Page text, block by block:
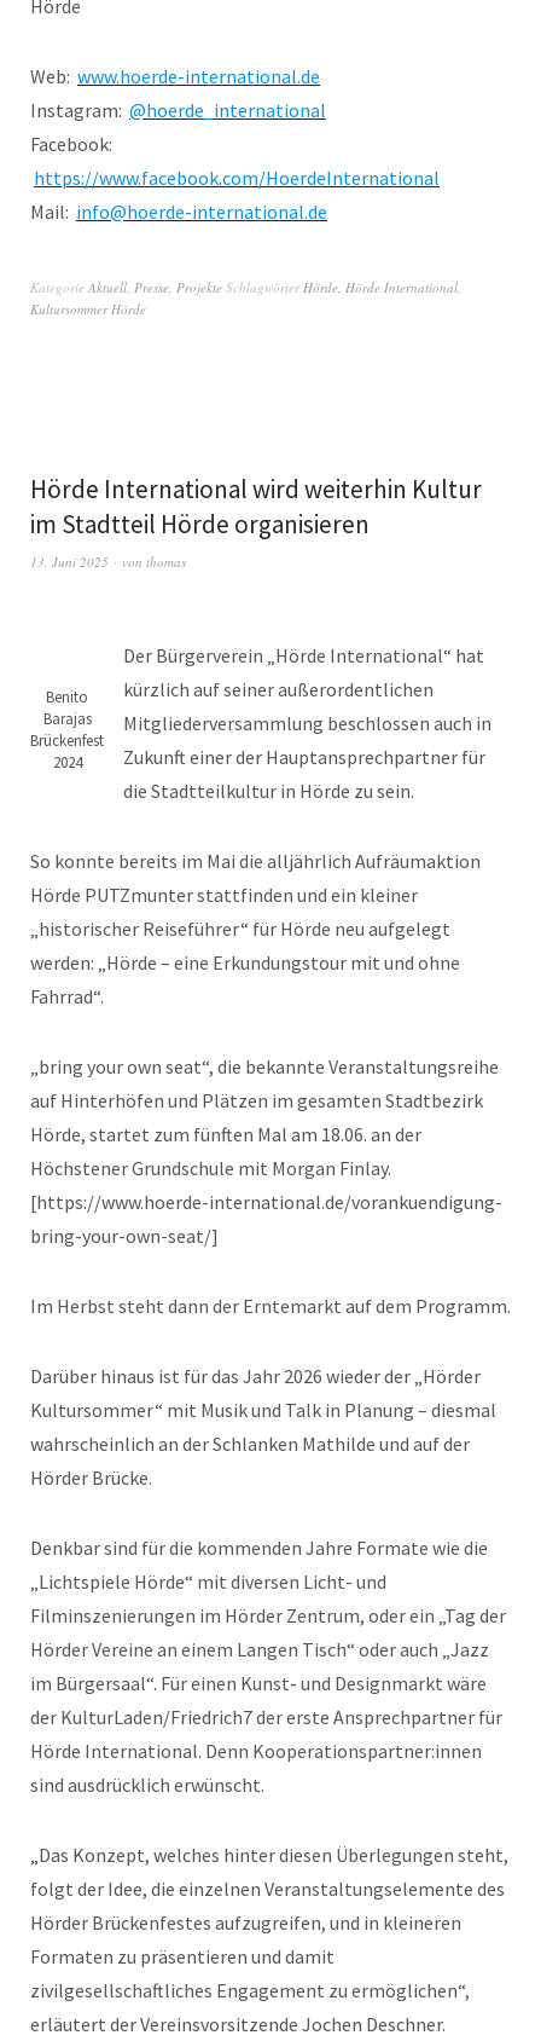
Hörde
Web: www.hoerde-international.de
Instagram: @hoerde_international
Facebook:
https://www.facebook.com/HoerdeInternational
Mail: info@hoerde-international.de
Kategorie Aktuell Presse Projekte Schlagwörter Hörde Hörde International
Kultursommer Hörde
Hörde International wird weiterhin Kultur
im Stadtteil Hörde organisieren
13. Juni 2025 von thomas
Benito
Barajas
Brückenfest
2024
Der Bürgerverein „Hörde International“ hat
kürzlich auf seiner außerordentlichen
Mitgliederversammlung beschlossen auch in
Zukunft einer der Hauptansprechpartner für
die Stadtteilkultur in Hörde zu sein.
So konnte bereits im Mai die alljährlich Aufräumaktion
Hörde PUTZmunter stattfinden und ein kleiner
„historischer Reiseführer“ für Hörde neu aufgelegt
werden: „Hörde – eine Erkundungstour mit und ohne
Fahrrad“.
„bring your own seat“, die bekannte Veranstaltungsreihe
auf Hinterhöfen und Plätzen im gesamten Stadtbezirk
Hörde, startet zum fünften Mal am 18.06. an der
Höchstener Grundschule mit Morgan Finlay.
[https://www.hoerde-international.de/vorankuendigung-
bring-your-own-seat/]
Im Herbst steht dann der Erntemarkt auf dem Programm.
Darüber hinaus ist für das Jahr 2026 wieder der „Hörder
Kultursommer“ mit Musik und Talk in Planung – diesmal
wahrscheinlich an der Schlanken Mathilde und auf der
Hörder Brücke.
Denkbar sind für die kommenden Jahre Formate wie die
„Lichtspiele Hörde“ mit diversen Licht- und
Filminszenierungen im Hörder Zentrum, oder ein „Tag der
Hörder Vereine an einem Langen Tisch“ oder auch „Jazz
im Bürgersaal“. Für einen Kunst- und Designmarkt wäre
der KulturLaden/Friedrich7 der erste Ansprechpartner für
Hörde International. Denn Kooperationspartner:innen
sind ausdrücklich erwünscht.
„Das Konzept, welches hinter diesen Überlegungen steht,
folgt der Idee, die einzelnen Veranstaltungselemente des
Hörder Brückenfestes aufzugreifen, und in kleineren
Formaten zu präsentieren und damit
zivilgesellschaftliches Engagement zu ermöglichen“,
erläutert der Vereinsvorsitzende Jochen Deschner.